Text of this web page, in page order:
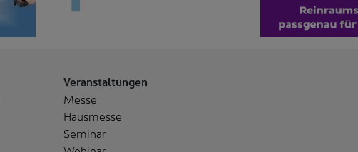
Veranstaltungen
Messe
Hausmesse
Seminar